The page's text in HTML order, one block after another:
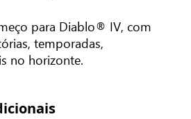
para Diablo® IV, com
temporadas,
no horizonte.